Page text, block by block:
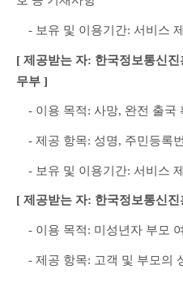
- 보유 및 이용기간: 서비스
[ 제공받는 자: 한국정보통신
무부 ]
- 이용 목적: 사망, 완전 출국
- 제공 항목: 성명, 주민등록
- 보유 및 이용기간: 서비스
[ 제공받는 자: 한국정보통신
- 이용 목적: 미성년자 부모
- 제공 항목: 고객 및 부모의